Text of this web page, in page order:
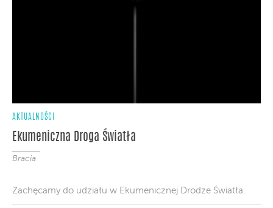
AKTUALNOŚCI
Ekumeniczna Droga Światła
Bracia
Zachęcamy do udziału w Ekumenicznej Drodze Światła.